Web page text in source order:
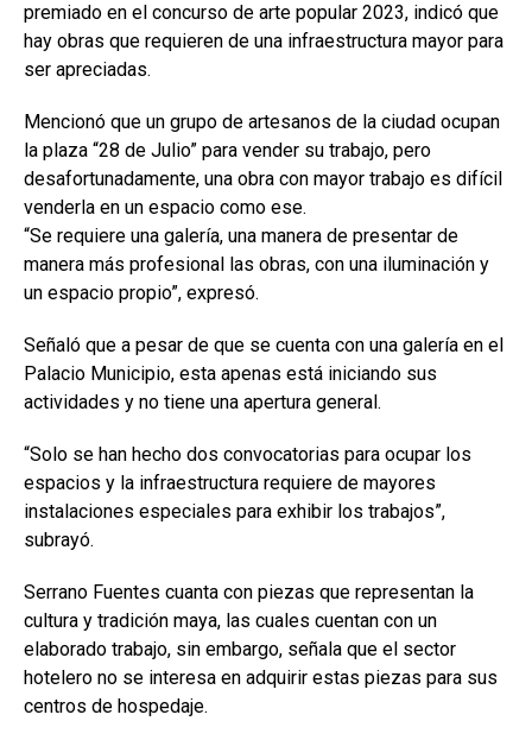
premiado en el concurso de arte popular 2023, indicó que
hay obras que requieren de una infraestructura mayor para
ser apreciadas.
Mencionó que un grupo de artesanos de la ciudad ocupan
la plaza “28 de Julio” para vender su trabajo, pero
desafortunadamente, una obra con mayor trabajo es difícil
venderla en un espacio como ese.
“Se requiere una galería, una manera de presentar de
manera más profesional las obras, con una iluminación y
un espacio propio”, expresó.
Señaló que a pesar de que se cuenta con una galería en el
Palacio Municipio, esta apenas está iniciando sus
actividades y no tiene una apertura general.
“Solo se han hecho dos convocatorias para ocupar los
espacios y la infraestructura requiere de mayores
instalaciones especiales para exhibir los trabajos”,
subrayó.
Serrano Fuentes cuanta con piezas que representan la
cultura y tradición maya, las cuales cuentan con un
elaborado trabajo, sin embargo, señala que el sector
hotelero no se interesa en adquirir estas piezas para sus
centros de hospedaje.